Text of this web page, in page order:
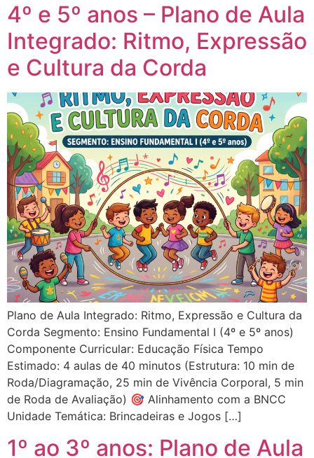
4º e 5º anos – Plano de Aula
Integrado: Ritmo, Expressão
e Cultura da Corda
Plano de Aula Integrado: Ritmo, Expressão e Cultura da
Corda Segmento: Ensino Fundamental I (4º e 5º anos)
Componente Curricular: Educação Física Tempo
Estimado: 4 aulas de 40 minutos (Estrutura: 10 min de
Roda/Diagramação, 25 min de Vivência Corporal, 5 min
de Roda de Avaliação) 🎯 Alinhamento com a BNCC
Unidade Temática: Brincadeiras e Jogos […]
1º ao 3º anos: Plano de Aula